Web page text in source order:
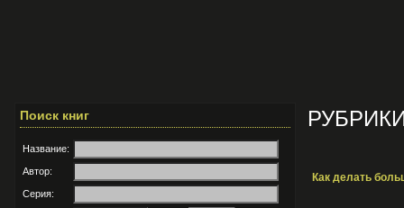
Поиск книг
Название:
Автор:
Серия:
Как делать